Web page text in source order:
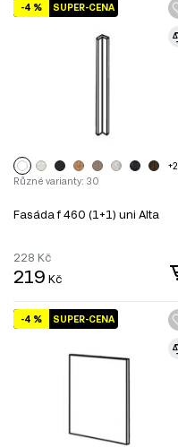
SUPER-CENA
-4 %
+2
Různé varianty: 30
Fasáda f 460 (1+1) uni Alta
228 Kč
219 Kč
SUPER-CENA
-4 %